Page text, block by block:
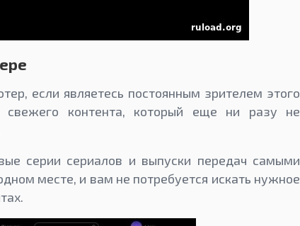
если являетесь постоянным зрителем этого
свежего контента, который еще ни разу не
серии сериалов и выпуски передач самыми
месте, и вам не потребуется искать нужное